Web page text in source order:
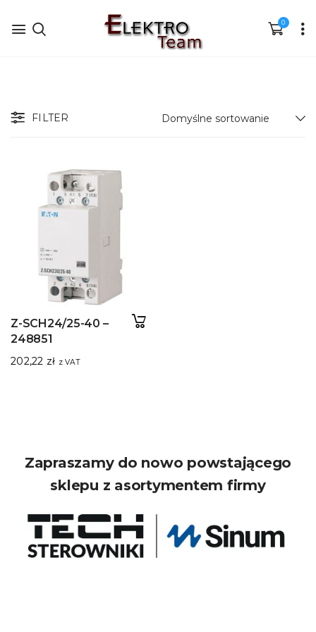
0
FILTER
Z-SCH24/25-40 –
248851
202,22 zł z VAT
Zapraszamy do nowo powstającego
sklepu z asortymentem firmy